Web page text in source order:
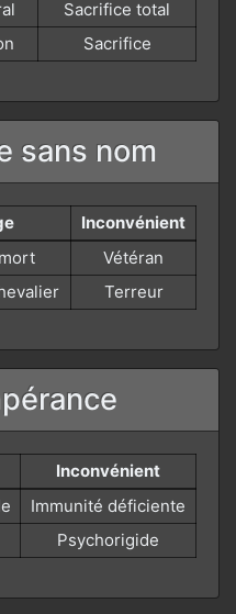
Sacrifice total
Sacrifice
sans nom
Inconvénient
Vétéran
Terreur
Inconvénient
Immunité déficiente
Psychorigide